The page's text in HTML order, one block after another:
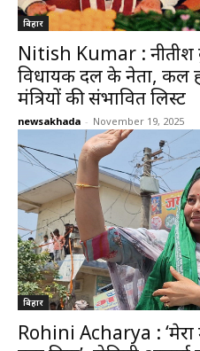
बिहार
Nitish Kumar : नीतीश
विधायक दल के नेता, कल
मंत्रियों की संभावित लिस्ट
newsakhada - November 19, 2025
बिहार
Rohini Acharya :